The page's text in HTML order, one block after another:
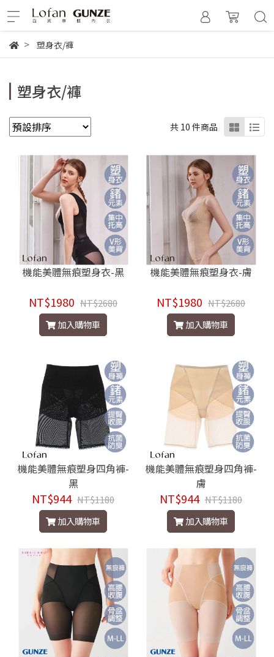
塑身衣/褲
塑身衣/褲
共 10 件商品
機能美體無痕塑身衣-黑
NT$1980 NT$2680
加入購物車
機能美體無痕塑身衣-膚
NT$1980 NT$2680
加入購物車
機能美體無痕塑身四角褲-
黑
NT$944 NT$1180
加入購物車
機能美體無痕塑身四角褲-
膚
NT$944 NT$1180
加入購物車